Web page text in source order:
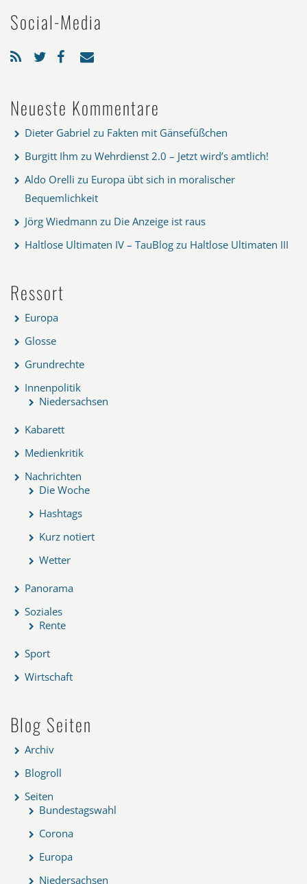
Social-Media
Neueste Kommentare
Dieter Gabriel zu Fakten mit Gänsefüßchen
Burgitt Ihm zu Wehrdienst 2.0 – Jetzt wird’s amtlich!
Aldo Orelli zu Europa übt sich in moralischer
Bequemlichkeit
Jörg Wiedmann zu Die Anzeige ist raus
Haltlose Ultimaten IV – TauBlog zu Haltlose Ultimaten III
Ressort
Europa
Glosse
Grundrechte
Innenpolitik
Niedersachsen
Kabarett
Medienkritik
Nachrichten
Die Woche
Hashtags
Kurz notiert
Wetter
Panorama
Soziales
Rente
Sport
Wirtschaft
Blog Seiten
Archiv
Blogroll
Seiten
Bundestagswahl
Corona
Europa
Niedersachsen